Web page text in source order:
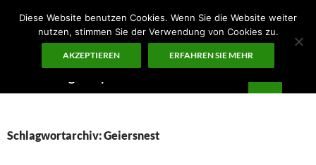
Inhalt
Schlagwortarchiv: Geiersnest
Diese Website benutzen Cookies. Wenn Sie die Website weiter
nutzen, stimmen Sie der Verwendung von Cookies zu.
AKZEPTIEREN ERFAHREN SIE MEHR